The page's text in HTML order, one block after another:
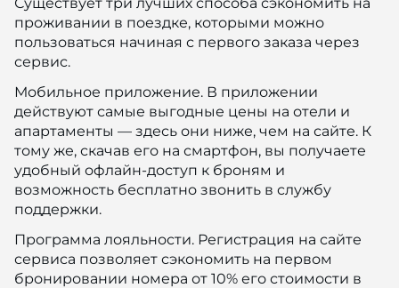
проживании в поездке, которыми можно
пользоваться начиная с первого заказа через
сервис.
Мобильное приложение. В приложении
действуют самые выгодные цены на отели и
апартаменты — здесь они ниже, чем на сайте. К
тому же, скачав его на смартфон, вы получаете
удобный офлайн-доступ к броням и
возможность бесплатно звонить в службу
поддержки.
Программа лояльности. Регистрация на сайте
сервиса позволяет сэкономить на первом
бронировании номера от 10% его стоимости в